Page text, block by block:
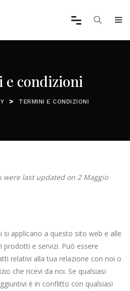
e condizioni
> TERMINI E CONDIZIONI
were last updated on 2 Maggio
si applicano a questo sito web e alle
e servizi. Può essere
relativi alla tua relazione con noi o
che ricevi da noi. Se qualsiasi
è in conflitto con qualsiasi